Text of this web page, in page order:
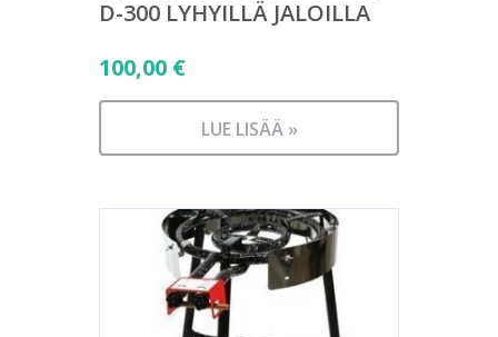
D-300 LYHYILLÄ JALOILLA
100,00 €
LUE LISÄÄ »